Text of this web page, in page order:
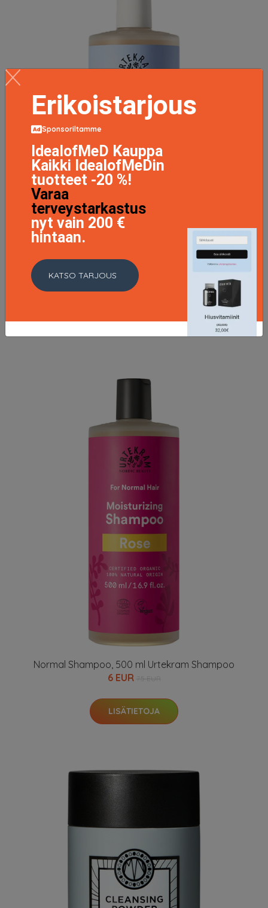
Sensitive Scalp Shampoo, 500 ml Urtekram Shampoo
7.6 EUR
LISÄTIETOJA
Normal Shampoo, 500 ml Urtekram Shampoo
6 EUR
LISÄTIETOJA
Erikoistarjous
Sponsoriltamme
IdealofMeD Kauppa
Kaikki IdealofMeDin
tuotteet -20 %!
Varaa
terveystarkastus
nyt vain 200 €
hintaan.
KATSO TARJOUS